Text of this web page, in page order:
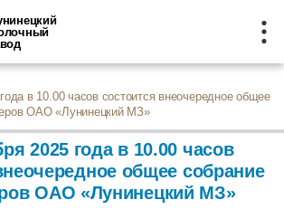
в 10.00 часов состоится внеочередное общее
ОАО «Лунинецкий МЗ»
2025 года в 10.00 часов
общее собрание
ОАО «Лунинецкий МЗ»